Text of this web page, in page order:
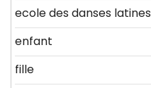
ecole des danses latines
enfant
fille